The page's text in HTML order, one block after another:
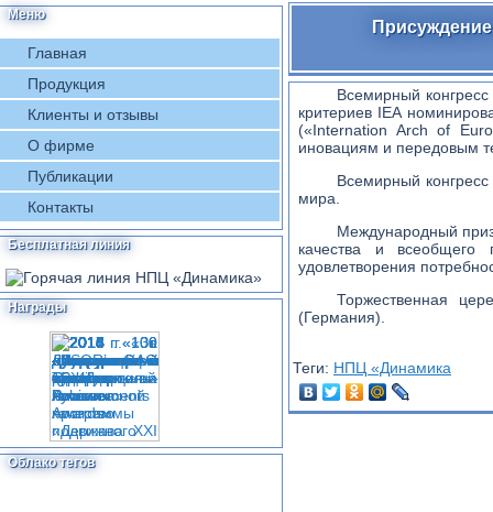
Меню
Главная
Продукция
Клиенты и отзывы
О фирме
Публикации
Контакты
Бесплатная линия
Награды
Облако тегов
Всемирный
критериев IEA
(«Internation Arch of
иновациям и передовым
Всемирный
мира.
Международный
качества и всеобщего
удовлетворения
Торжественная
(Германия).
Теги: НПЦ «Динамика